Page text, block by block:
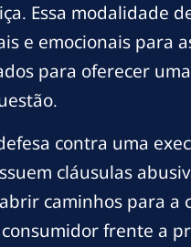
Essa modalidade
e emocionais para
para oferecer
contra uma
cláusulas
caminhos para a
frente a